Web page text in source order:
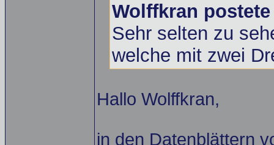
Wolffkran postete
Sehr selten zu
welche mit zwei
Hallo Wolffkran,
in den Datenblättern